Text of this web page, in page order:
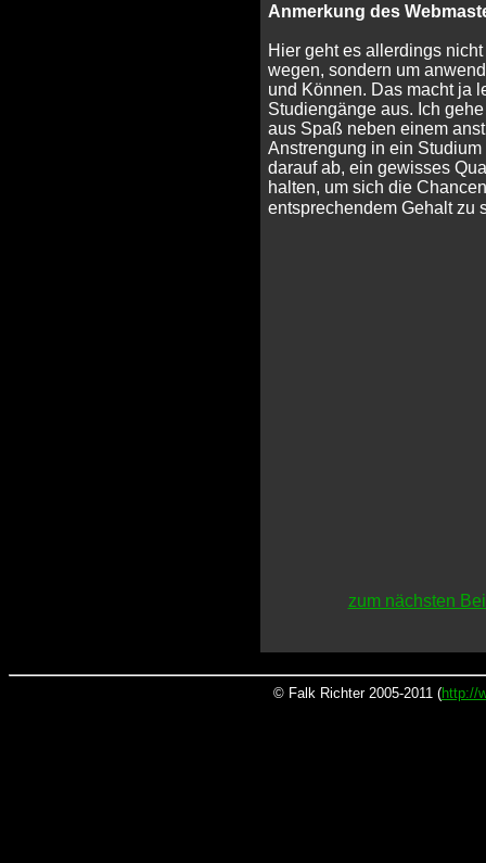
Anmerkung des
Hier geht es allerdings
wegen, sondern um
und Können. Das macht ja
Studiengänge aus. Ich
aus Spaß neben einem
Anstrengung in ein
darauf ab, ein gewisses
halten, um sich die
entsprechendem Gehalt zu
zum nächsten
© Falk Richter 2005-2011 (http://